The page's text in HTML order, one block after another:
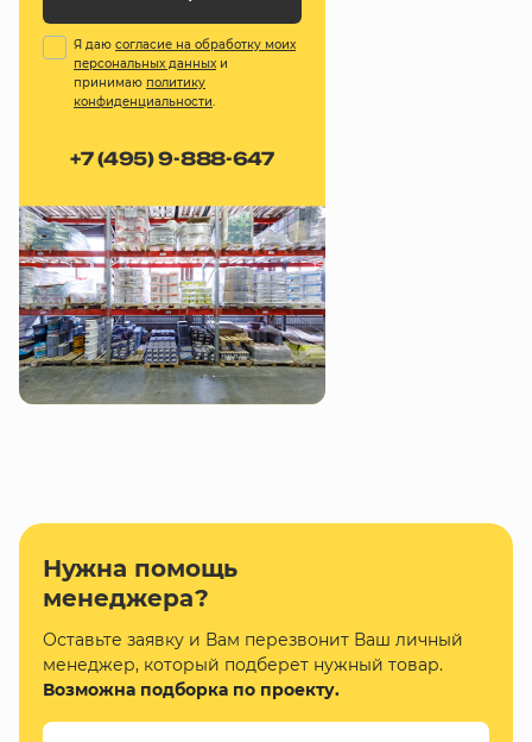
Я даю согласие на обработку моих
персональных данных и
принимаю политику
конфиденциальности.
+7 (495) 9-888-647
Нужна помощь
менеджера?
Оставьте заявку и Вам перезвонит Ваш личный
менеджер, который подберет нужный товар.
Возможна подборка по проекту.